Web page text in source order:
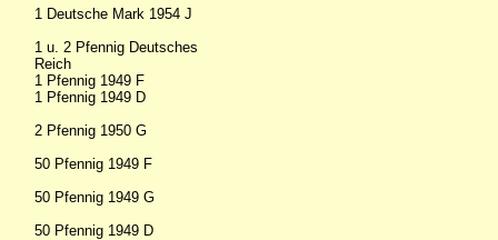
1 Deutsche Mark 1954 J
1 u. 2 Pfennig Deutsches
Reich
1 Pfennig 1949 F
1 Pfennig 1949 D
2 Pfennig 1950 G
50 Pfennig 1949 F
50 Pfennig 1949 G
50 Pfennig 1949 D